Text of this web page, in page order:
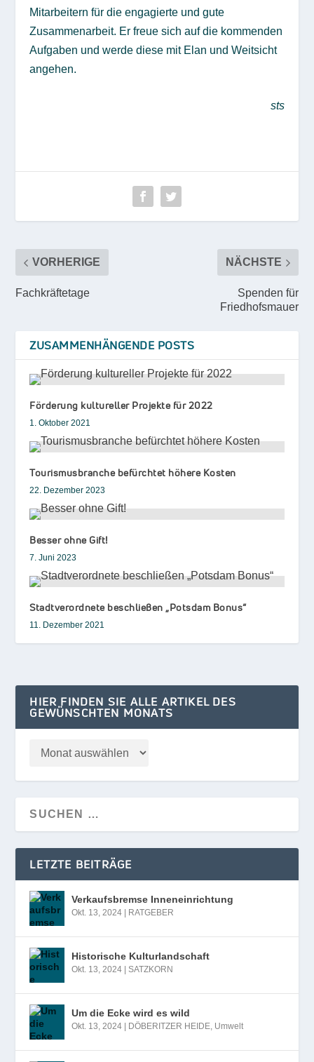
Mitarbeitern für die engagierte und gute
Zusammenarbeit. Er freue sich auf die kommenden
Aufgaben und werde diese mit Elan und Weitsicht
angehen.
sts
VORHERIGE
Fachkräftetage
NÄCHSTE
Spenden für
Friedhofsmauer
ZUSAMMENHÄNGENDE POSTS
Förderung kultureller Projekte für 2022
1. Oktober 2021
Tourismusbranche befürchtet höhere Kosten
22. Dezember 2023
Besser ohne Gift!
7. Juni 2023
Stadtverordnete beschließen „Potsdam Bonus“
11. Dezember 2021
HIER FINDEN SIE ALLE ARTIKEL DES
GEWÜNSCHTEN MONATS
LETZTE BEITRÄGE
Verkaufsbremse Inneneinrichtung
Okt. 13, 2024 RATGEBER
Historische Kulturlandschaft
Okt. 13, 2024 |SATZKORN
Um die Ecke wird es wild
Okt. 13, 2024 DÖBERITZER HEIDE, Umwelt